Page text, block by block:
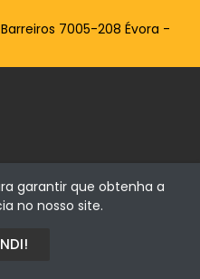
7005-208 Évora -
garantir que obtenha a
no nosso site.